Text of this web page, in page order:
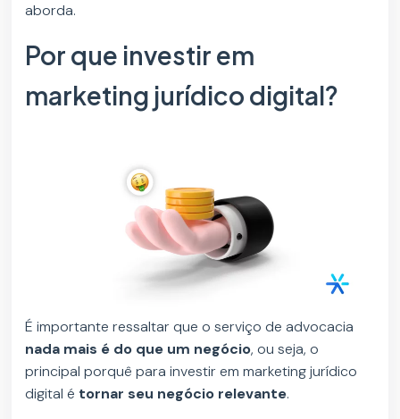
aborda.
Por que investir em
marketing jurídico digital?
É importante ressaltar que o serviço de advocacia
nada mais é do que um negócio, ou seja, o
principal porquê para investir em marketing jurídico
digital é tornar seu negócio relevante.